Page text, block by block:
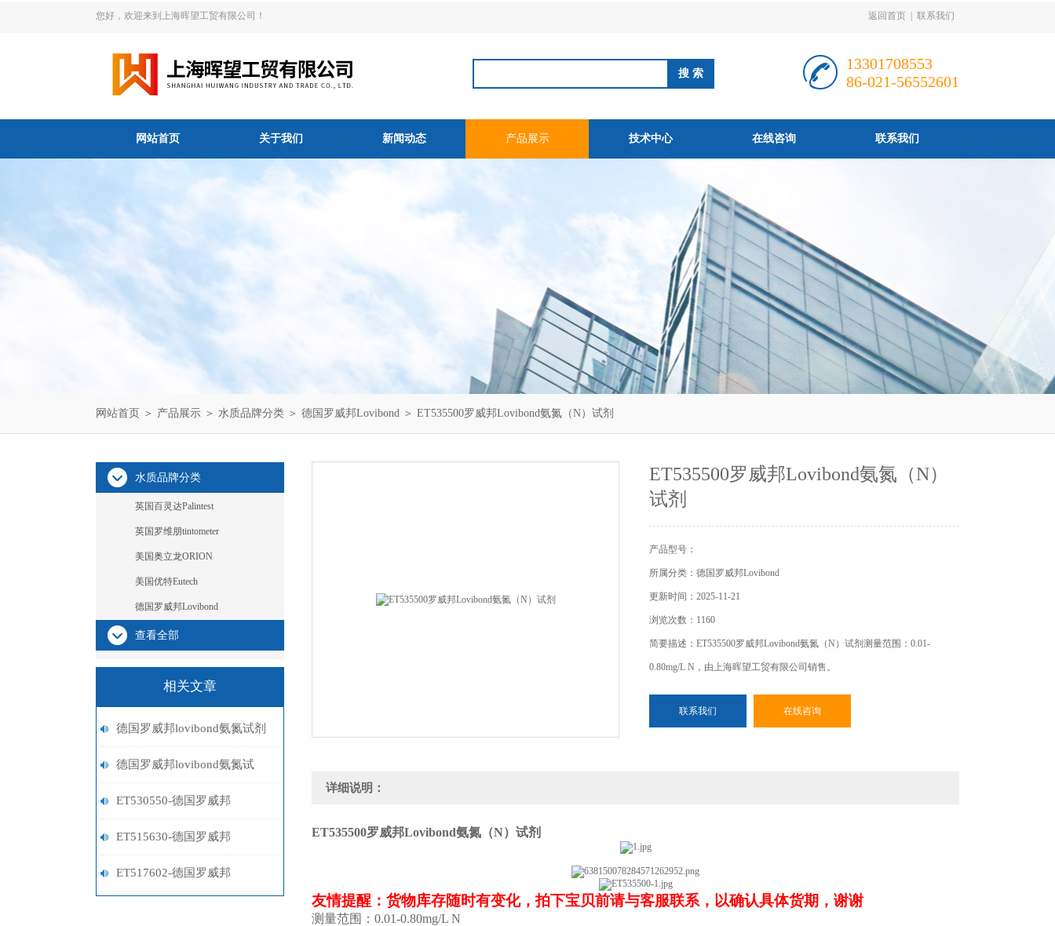
您好，欢迎来到上海晖望工贸有限公司！ 返回首页 联系我们
13301708553
86-021-56552601
网站首页 关于我们 新闻动态 产品展示 技术中心 在线咨询 联系我们
网站首页 ＞ 产品展示 ＞ 水质品牌分类 ＞ 德国罗威邦Lovibond ＞ ET535500罗威邦Lovibond氨氮（N）试剂
水质品牌分类
英国百灵达Palintest
英国罗维朋tintometer
美国奥立龙ORION
美国优特Eutech
德国罗威邦Lovibond
查看全部
相关文章
德国罗威邦lovibond氨氮试剂
的储存条件与使用注意事项
德国罗威邦lovibond氨氮试
剂：环保监测的重要工具
ET530550-德国罗威邦
Lovibond铁试剂
ET515630-德国罗威邦
Lovibond镍试剂
ET517602-德国罗威邦
ET535500罗威邦Lovibond氨氮（N）
试剂
产品型号：
所属分类：德国罗威邦Lovibond
更新时间：2025-11-21
浏览次数：1160
简要描述：ET535500罗威邦Lovibond氨氮（N）试剂测量范围：0.01-
0.80mg/L N，由上海晖望工贸有限公司销售。
联系我们 在线咨询
详细说明：
ET535500罗威邦Lovibond氨氮（N）试剂
友情提醒：货物库存随时有变化，拍下宝贝前请与客服联系，以确认具体货期，谢谢
测量范围：0.01-0.80mg/L N